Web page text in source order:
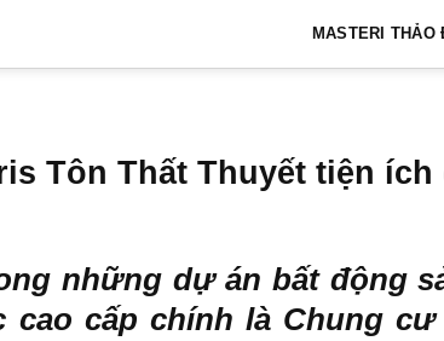
MASTERI THẢO
Tôn Thất Thuyết tiện
những dự án bất động
cao cấp chính là Chung